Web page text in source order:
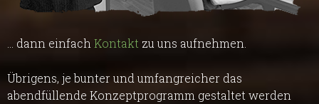
... dann einfach Kontakt zu uns aufnehmen.
Übrigens, je bunter und umfangreicher das
abendfüllende Konzeptprogramm gestaltet werden